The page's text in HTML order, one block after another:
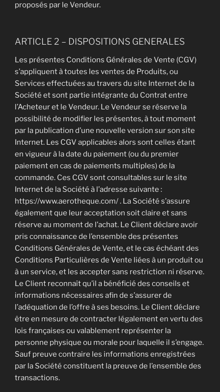
proposés par le Vendeur.
ARTICLE 2 – DISPOSITIONS GENERALES
Les présentes Conditions Générales de Vente (CGV)
s’appliquent à toutes les ventes de Produits, ou
Services effectuées au travers du site Internet de la
Société et sont partie intégrante du Contrat entre
l’Acheteur et le Vendeur. Le Vendeur se réserve la
possibilité de modifier les présentes, à tout moment
par la publication d’une nouvelle version sur son site
Internet. Les CGV applicables alors sont celles étant
en vigueur à la date du paiement (ou du premier
paiement en cas de paiements multiples) de la
commande. Ces CGV sont consultables sur le site
Internet de la Société à l’adresse suivante :
https://www.aerotheque.com/ . La Société s’assure
également que leur acceptation soit claire et sans
réserve au moment de l’achat. Le Client déclare avoir
pris connaissance de l’ensemble des présentes
Conditions Générales de Vente, et le cas échéant des
Conditions Particulières de Vente liées à un produit ou
à un service, et les accepter sans restriction ni réserve.
Le Client reconnaît qu’il a bénéficié des conseils et
informations nécessaires afin de s’assurer de
l’adéquation de l’offre à ses besoins. Le Client déclare
être en mesure de contracter légalement en vertu des
lois françaises ou valablement représenter la
personne physique ou morale pour laquelle il s’engage.
Sauf preuve contraire les informations enregistrées
par la Société constituent la preuve de l’ensemble des
transactions.